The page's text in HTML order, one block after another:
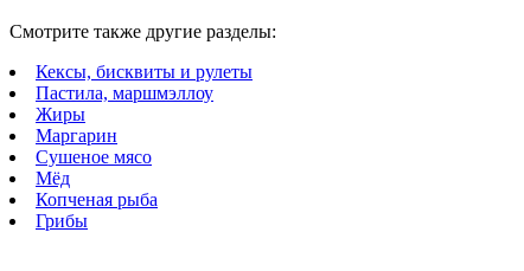
Смотрите также другие разделы:
Кексы, бисквиты и рулеты
Пастила, маршмэллоу
Жиры
Маргарин
Сушеное мясо
Мёд
Копченая рыба
Грибы